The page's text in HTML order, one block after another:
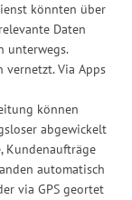
könnten über
Daten
unterwegs.
vernetzt. Via Apps
können
abgewickelt
Kundenaufträge
automatisch
via GPS geortet